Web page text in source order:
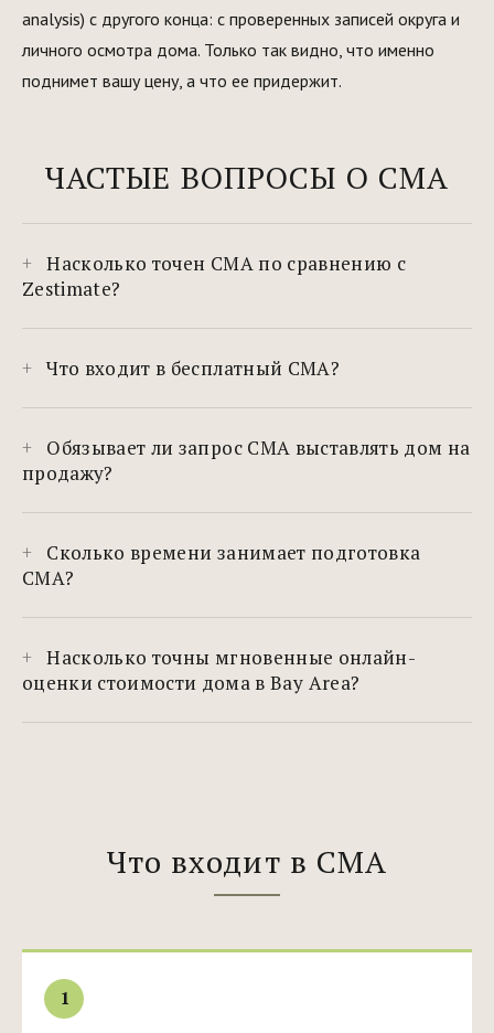
analysis) с другого конца: с проверенных записей округа и
личного осмотра дома. Только так видно, что именно
поднимет вашу цену, а что ее придержит.
ЧАСТЫЕ ВОПРОСЫ О CMA
Насколько точен CMA по сравнению с
Zestimate?
Что входит в бесплатный CMA?
Обязывает ли запрос CMA выставлять дом на
продажу?
Сколько времени занимает подготовка
CMA?
Насколько точны мгновенные онлайн-
оценки стоимости дома в Bay Area?
Что входит в CMA
1